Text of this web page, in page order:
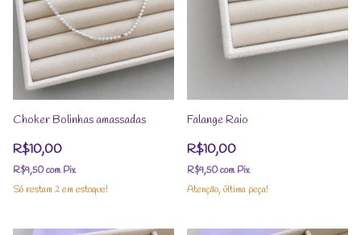
Choker Bolinhas amassadas
R$10,00
R$9,50com Pix
Só restam2em estoque!
Falange Raio
R$10,00
R$9,50com Pix
Atenção, última peça!